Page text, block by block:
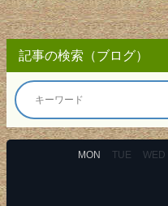
記事の検索（ブログ）
MON TUE WED